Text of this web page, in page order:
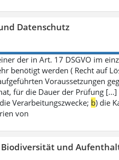
Datenschutz
der in Art. 17 DSGVO im
benötigt werden ( Recht auf
Voraussetzungen
für die Dauer der Prüfung
Verarbeitungszwecke; b) die
von
Biodiversität und